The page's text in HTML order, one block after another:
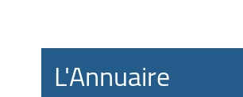
L'Annuaire